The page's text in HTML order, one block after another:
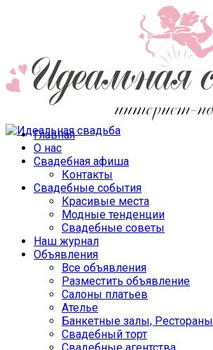
Главная
О нас
Свадебная афиша
Контакты
Свадебные события
Красивые места
Модные тенденции
Свадебные советы
Наш журнал
Объявления
Все объявления
Разместить объявление
Салоны платьев
Ателье
Банкетные залы, Рестораны
Свадебный торт